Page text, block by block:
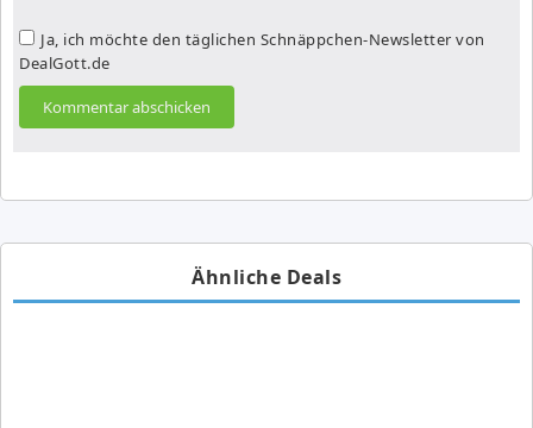
Ja, ich möchte den täglichen Schnäppchen-Newsletter von
DealGott.de
Ähnliche Deals